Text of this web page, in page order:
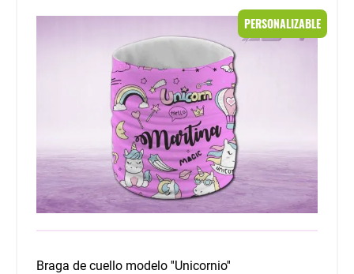
PERSONALIZABLE
Braga de cuello modelo ''Unicornio''
Braga de cuello modelo ''Unicornio''